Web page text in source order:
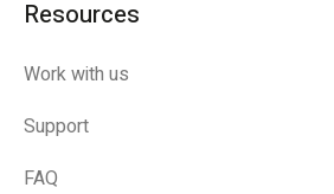
Resources
Work with us
Support
FAQ